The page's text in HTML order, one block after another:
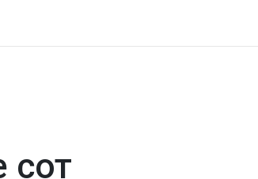
сот